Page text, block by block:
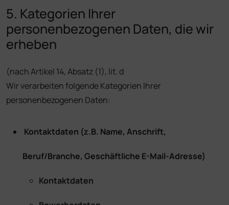
5. Kategorien Ihrer
personenbezogenen Daten, die wir
erheben
(nach Artikel 14, Absatz (1), lit. d
Wir verarbeiten folgende Kategorien Ihrer
personenbezogenen Daten:
Kontaktdaten (z.B. Name, Anschrift,
Beruf/Branche, Geschäftliche E-Mail-Adresse)
Kontaktdaten